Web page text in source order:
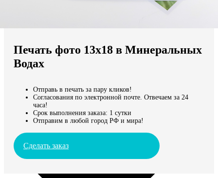
Мы доставляем по всему миру
Продолжить без города
Печать фото 13х18 в Минеральных
Водах
Отправь в печать за пару кликов!
Согласования по электронной почте. Отвечаем за 24
часа!
Срок выполнения заказа: 1 сутки
Отправим в любой город РФ и мира!
Сделать заказ